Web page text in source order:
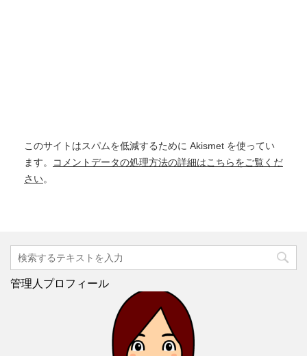
このサイトはスパムを低減するために Akismet を使ってい
ます。
コメントデータの処理方法の詳細はこちらをご覧くだ
さい。
管理人プロフィール